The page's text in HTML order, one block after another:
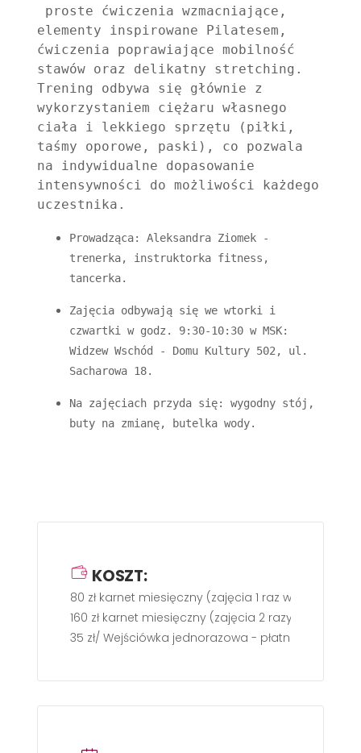
proste ćwiczenia wzmacniające,
elementy inspirowane Pilatesem,
ćwiczenia poprawiające mobilność
stawów oraz delikatny stretching.
Trening odbywa się głównie z
wykorzystaniem ciężaru własnego
ciała i lekkiego sprzętu (piłki,
taśmy oporowe, paski), co pozwala
na indywidualne dopasowanie
intensywności do możliwości każdego
uczestnika.
Prowadząca: Aleksandra Ziomek -
trenerka, instruktorka fitness,
tancerka.
Zajęcia odbywają się we wtorki i
czwartki w godz. 9:30-10:30 w MSK:
Widzew Wschód - Domu Kultury 502, ul.
Sacharowa 18.
Na zajęciach przyda się: wygodny stój,
buty na zmianę, butelka wody.
KOSZT:
80 zł karnet miesięczny (zajęcia 1 raz w tyg.)
160 zł karnet miesięczny (zajęcia 2 razy w tyg.)
35 zł/ Wejściówka jednorazowa - płatność